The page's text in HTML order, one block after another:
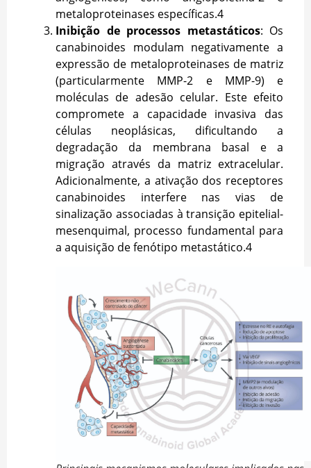
metaloproteinases específicas.4
Inibição de processos metastáticos: Os
canabinoides modulam negativamente a
expressão de metaloproteinases de matriz
(particularmente MMP-2 e MMP-9) e
moléculas de adesão celular. Este efeito
compromete a capacidade invasiva das
células neoplásicas, dificultando a
degradação da membrana basal e a
migração através da matriz extracelular.
Adicionalmente, a ativação dos receptores
canabinoides interfere nas vias de
sinalização associadas à transição epitelial-
mesenquimal, processo fundamental para
a aquisição de fenótipo metastático.4